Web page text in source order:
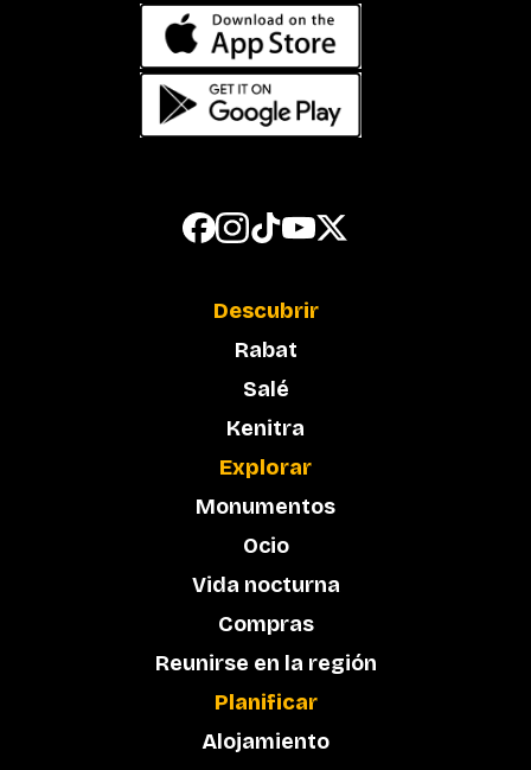
Descubrir
Rabat
Salé
Kenitra
Explorar
Monumentos
Ocio
Vida nocturna
Compras
Reunirse en la región
Planificar
Alojamiento